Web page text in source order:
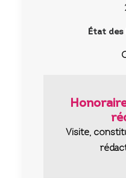
État des
Visite,